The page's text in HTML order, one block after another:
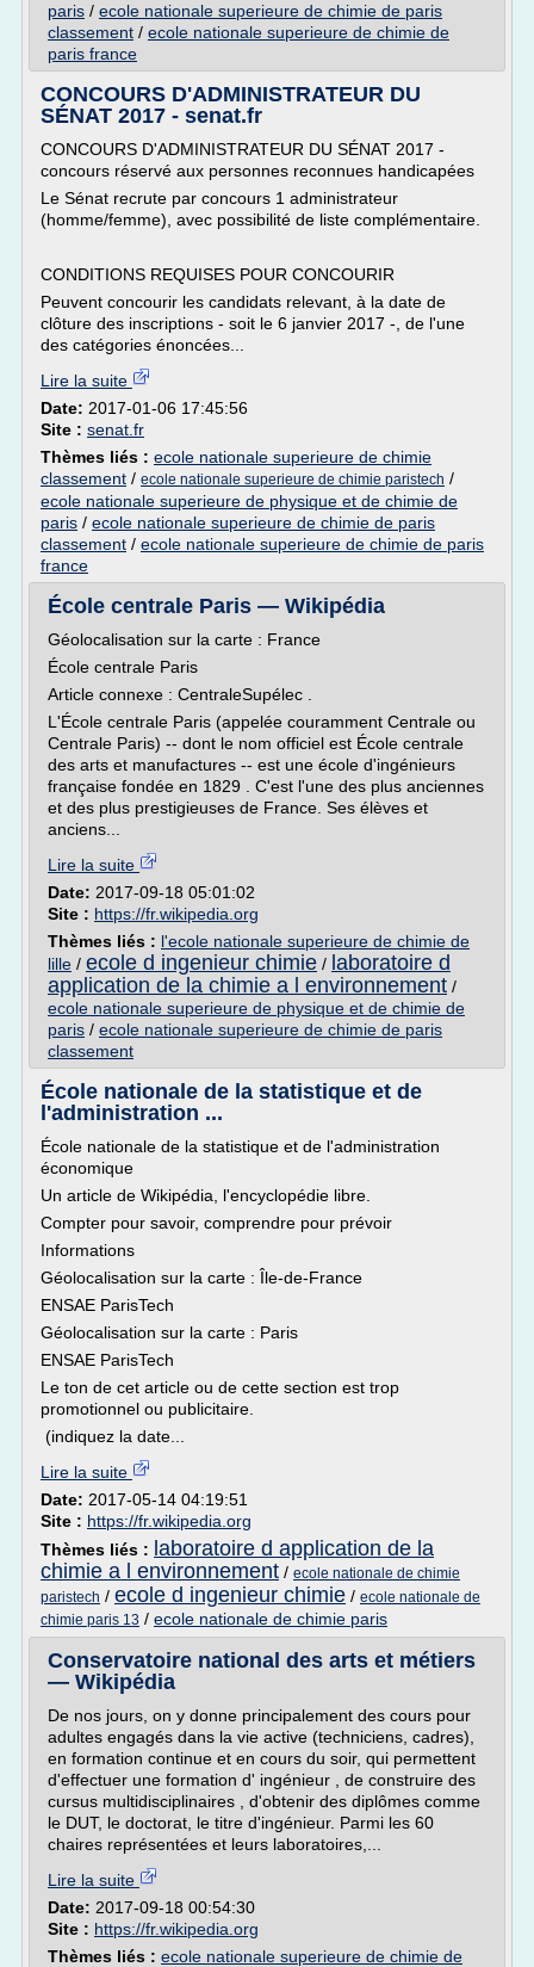
paris / ecole nationale superieure de chimie de paris
classement / ecole nationale superieure de chimie de
paris france
CONCOURS D'ADMINISTRATEUR DU
SÉNAT 2017 - senat.fr
CONCOURS D'ADMINISTRATEUR DU SÉNAT 2017 -
concours réservé aux personnes reconnues handicapées
Le Sénat recrute par concours 1 administrateur
(homme/femme), avec possibilité de liste complémentaire.
CONDITIONS REQUISES POUR CONCOURIR
Peuvent concourir les candidats relevant, à la date de
clôture des inscriptions - soit le 6 janvier 2017 -, de l'une
des catégories énoncées...
Lire la suite
Date: 2017-01-06 17:45:56
Site : senat.fr
Thèmes liés : ecole nationale superieure de chimie
classement / ecole nationale superieure de chimie paristech /
ecole nationale superieure de physique et de chimie de
paris / ecole nationale superieure de chimie de paris
classement / ecole nationale superieure de chimie de paris
france
École centrale Paris — Wikipédia
Géolocalisation sur la carte : France
École centrale Paris
Article connexe : CentraleSupélec .
L'École centrale Paris (appelée couramment Centrale ou
Centrale Paris) -- dont le nom officiel est École centrale
des arts et manufactures -- est une école d'ingénieurs
française fondée en 1829 . C'est l'une des plus anciennes
et des plus prestigieuses de France. Ses élèves et
anciens...
Lire la suite
Date: 2017-09-18 05:01:02
Site : https://fr.wikipedia.org
Thèmes liés : l'ecole nationale superieure de chimie de
lille / ecole d ingenieur chimie / laboratoire d
application de la chimie a l environnement /
ecole nationale superieure de physique et de chimie de
paris / ecole nationale superieure de chimie de paris
classement
École nationale de la statistique et de
l'administration ...
École nationale de la statistique et de l'administration
économique
Un article de Wikipédia, l'encyclopédie libre.
Compter pour savoir, comprendre pour prévoir
Informations
Géolocalisation sur la carte : Île-de-France
ENSAE ParisTech
Géolocalisation sur la carte : Paris
ENSAE ParisTech
Le ton de cet article ou de cette section est trop
promotionnel ou publicitaire.
(indiquez la date...
Lire la suite
Date: 2017-05-14 04:19:51
Site : https://fr.wikipedia.org
Thèmes liés : laboratoire d application de la
chimie a l environnement / ecole nationale de chimie
paristech / ecole d ingenieur chimie / ecole nationale de
chimie paris 13 / ecole nationale de chimie paris
Conservatoire national des arts et métiers
— Wikipédia
De nos jours, on y donne principalement des cours pour
adultes engagés dans la vie active (techniciens, cadres),
en formation continue et en cours du soir, qui permettent
d'effectuer une formation d' ingénieur , de construire des
cursus multidisciplinaires , d'obtenir des diplômes comme
le DUT, le doctorat, le titre d'ingénieur. Parmi les 60
chaires représentées et leurs laboratoires,...
Lire la suite
Date: 2017-09-18 00:54:30
Site : https://fr.wikipedia.org
Thèmes liés : ecole nationale superieure de chimie de